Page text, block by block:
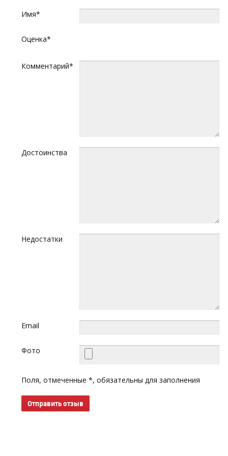
Имя*
Оценка*
Комментарий*
Достоинства
Недостатки
Email
Фото
Поля, отмеченные *, обязательны для заполнения
Отправить отзыв